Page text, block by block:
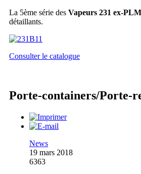
La 5ème série des Vapeurs 231 ex-PLM
détaillants.
Consulter le catalogue
Porte-containers/Porte-
News
19 mars 2018
6363